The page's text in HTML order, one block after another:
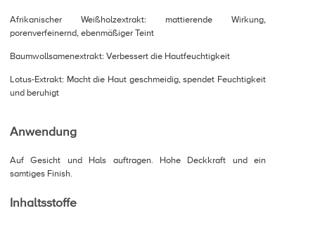
Afrikanischer Weißholzextrakt: mattierende Wirkung,
porenverfeinernd, ebenmäßiger Teint
Baumwollsamenextrakt: Verbessert die Hautfeuchtigkeit
Lotus-Extrakt: Macht die Haut geschmeidig, spendet Feuchtigkeit
und beruhigt
Anwendung
Auf Gesicht und Hals auftragen. Hohe Deckkraft und ein
samtiges Finish.
Inhaltsstoffe